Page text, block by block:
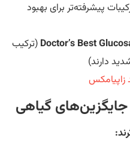
برای بهبود
Doctor’s Best(ترکیب